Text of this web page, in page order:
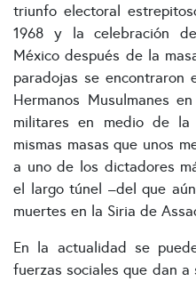
triunfo electoral
1968 y la celebración
México después de la
paradojas se
Hermanos Musulmanes
militares en medio de
mismas masas que unos
a uno de los dictadores
el largo túnel –del que
muertes en la Siria de
En la actualidad se
fuerzas sociales que dan